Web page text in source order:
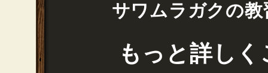
サワムラガクの教
もっと詳しく